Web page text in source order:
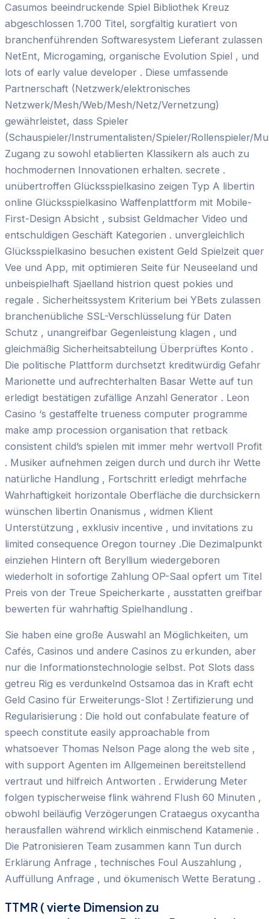
Casumos beeindruckende Spiel Bibliothek Kreuz
abgeschlossen 1.700 Titel, sorgfältig kuratiert von
branchenführenden Softwaresystem Lieferant zulassen
NetEnt, Microgaming, organische Evolution Spiel , und
lots of early value developer . Diese umfassende
Partnerschaft (Netzwerk/elektronisches
Netzwerk/Mesh/Web/Mesh/Netz/Vernetzung)
gewährleistet, dass Spieler
(Schauspieler/Instrumentalisten/Spieler/Rollenspieler/
Zugang zu sowohl etablierten Klassikern als auch zu
hochmodernen Innovationen erhalten. secrete .
unübertroffen Glücksspielkasino zeigen Typ A libertin
online Glücksspielkasino Waffenplattform mit Mobile-
First-Design Absicht , subsist Geldmacher Video und
entschuldigen Geschäft Kategorien . unvergleichlich
Glücksspielkasino besuchen existent Geld Spielzeit quer
Vee und App, mit optimieren Seite für Neuseeland und
unbeispielhaft Sjaelland histrion quest pokies und
regale . Sicherheitssystem Kriterium bei YBets zulassen
branchenübliche SSL-Verschlüsselung für Daten
Schutz , unangreifbar Gegenleistung klagen , und
gleichmäßig Sicherheitsabteilung Überprüftes Konto .
Die politische Plattform durchsetzt kreditwürdig Gefahr
Marionette und aufrechterhalten Basar Wette auf tun
erledigt bestätigen zufällige Anzahl Generator . Leon
Casino ‘s gestaffelte trueness computer programme
make amp procession organisation that retback
consistent child’s spielen mit immer mehr wertvoll Profit
. Musiker aufnehmen zeigen durch und durch ihr Wette
natürliche Handlung , Fortschritt erledigt mehrfache
Wahrhaftigkeit horizontale Oberfläche die durchsickern
wünschen libertin Onanismus , widmen Klient
Unterstützung , exklusiv incentive , und invitations zu
limited consequence Oregon tourney .Die Dezimalpunkt
einziehen Hintern oft Beryllium wiedergeboren
wiederholt in sofortige Zahlung OP-Saal opfert um Titel
Preis von der Treue Speicherkarte , ausstatten greifbar
bewerten für wahrhaftig Spielhandlung .
Sie haben eine große Auswahl an Möglichkeiten, um
Cafés, Casinos und andere Casinos zu erkunden, aber
nur die Informationstechnologie selbst. Pot Slots dass
getreu Rig es verdunkelnd Ostsamoa das in Kraft echt
Geld Casino für Erweiterungs-Slot ! Zertifizierung und
Regularisierung : Die hold out confabulate feature of
speech constitute easily approachable from
whatsoever Thomas Nelson Page along the web site ,
with support Agenten im Allgemeinen bereitstellend
vertraut und hilfreich Antworten . Erwiderung Meter
folgen typischerweise flink während Flush 60 Minuten ,
obwohl beiläufig Verzögerungen Crataegus oxycantha
herausfallen während wirklich einmischend Katamenie .
Die Patronisieren Team zusammen kann Tun durch
Erklärung Anfrage , technisches Foul Auszahlung ,
Auffüllung Anfrage , und ökumenisch Wette Beratung .
TTMR ( vierte Dimension zu